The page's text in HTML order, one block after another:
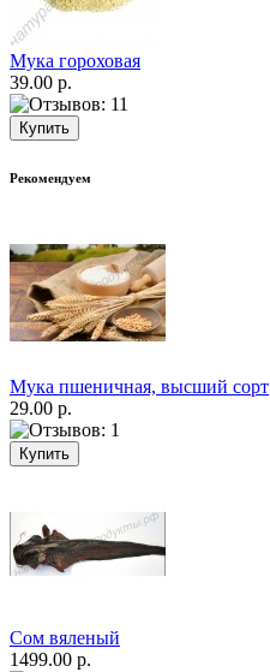
Мука гороховая
39.00 р.
Рекомендуем
Мука пшеничная, высший сорт
29.00 р.
Сом вяленый
1499.00 р.